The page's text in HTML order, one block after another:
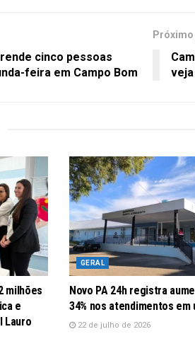
cinco pessoas
feira em Campo Bom
milhões
e
Lauro
GERAL
Novo PA 24h registra
34% nos atendimentos em
22 de julho de 2026